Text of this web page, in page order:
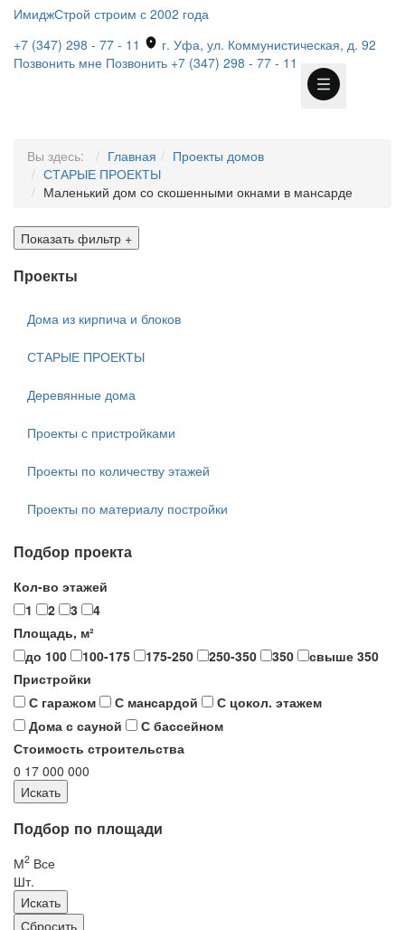
ИмиджСтрой строим с 2002 года
+7 (347) 298 - 77 - 11
г. Уфа, ул. Коммунистическая, д. 92
Позвонить мне Позвонить +7 (347) 298 - 77 - 11
Вы здесь: Главная
Проекты домов
СТАРЫЕ ПРОЕКТЫ
Маленький дом со скошенными окнами в мансарде
Показать фильтр +
Проекты
Дома из кирпича и блоков
СТАРЫЕ ПРОЕКТЫ
Деревянные дома
Проекты с пристройками
Проекты по количеству этажей
Проекты по материалу постройки
Подбор проекта
Кол-во этажей
1
2 3
4
Площадь, м²
до 100
100-175 175-250 250-350 350
свыше 350
Пристройки
С гаражом
С мансардой
С цокол. этажем
Дома с сауной
С бассейном
Стоимость строительства
0 17 000 000
Подбор по площади
М2 Все
Шт.